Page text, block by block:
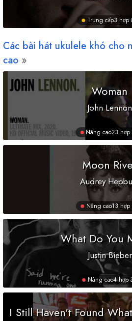
Trung cấp3 hợp
Các bài hát ukulele khó cho
cao
Woman
John Lennon
Nâng cao23 hợp
Moon
Audrey
Nâng cao13 hợp
What Do You
Justin Bieber
Nâng cao4 hợp
I Still Haven't Found